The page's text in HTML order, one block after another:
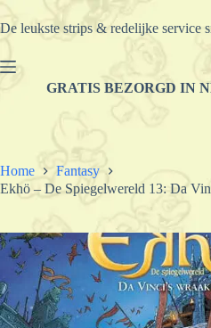
Ga
naar
De leukste strips & redelijke service
GRATIS BEZORGD IN
Home
Fantasy
Ekhö – De Spiegelwereld 13: Da